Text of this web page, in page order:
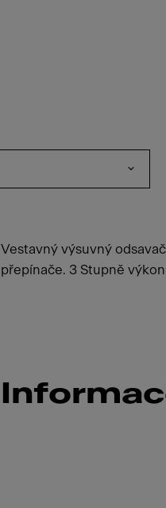
Vestavný výsuvný
přepínače. 3 Stupně